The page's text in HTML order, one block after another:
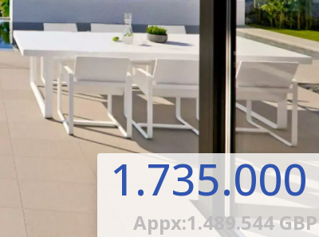
1.735.000
Appx:1.489.544 GBP